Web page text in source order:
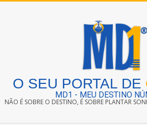
O SEU PORTAL DE
MD1 - MEU DESTINO
NÃO É SOBRE O DESTINO, É SOBRE PLANTAR